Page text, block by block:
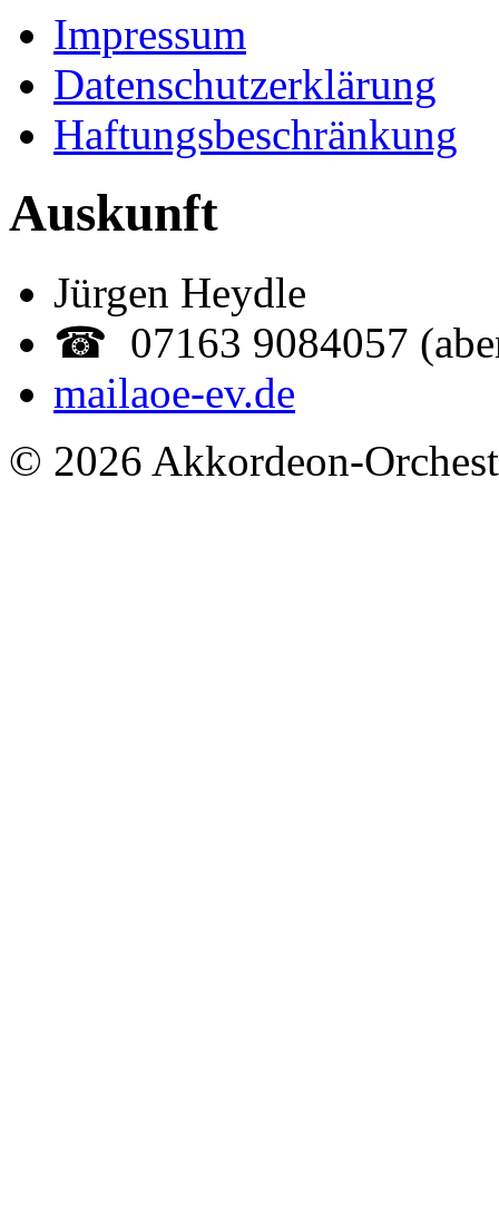
Impressum
Datenschutzerklärung
Haftungsbeschränkung
Auskunft
Jürgen Heydle
☎ 07163 9084057
mailaoe-ev.de
© 2026 Akkordeon-